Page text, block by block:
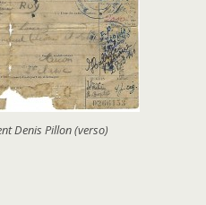
Denis Pillon (verso)